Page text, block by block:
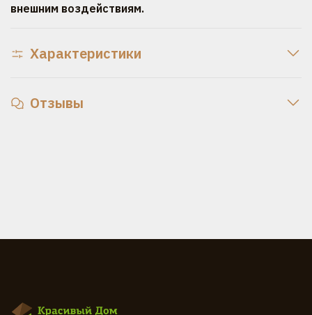
внешним воздействиям.
Характеристики
Отзывы